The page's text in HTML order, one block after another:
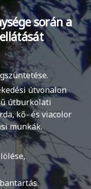
során a
útvonalon
útburkolati
kő- és viacolor
munkák.